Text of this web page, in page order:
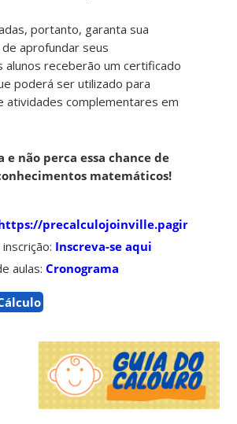
portanto, garanta sua
aprofundar seus
alunos receberão um certificado
poderá ser utilizado para
atividades complementares em
e não perca essa chance de
matemáticos!
Inscreva-se aqui
aulas:Cronograma